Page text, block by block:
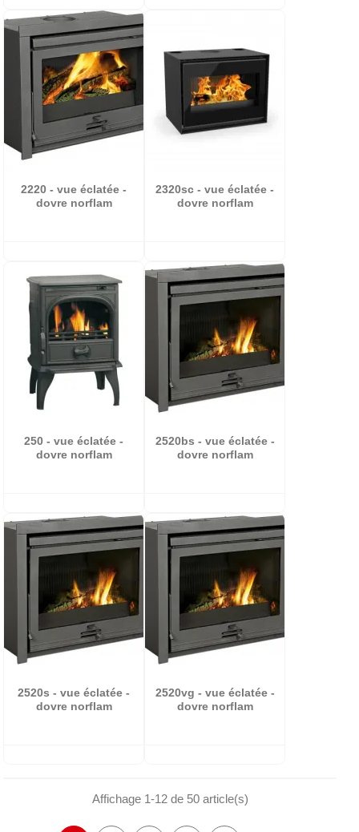
2220 - vue éclatée -
dovre norflam
2320sc - vue éclatée -
dovre norflam
250 - vue éclatée -
dovre norflam
2520bs - vue éclatée -
dovre norflam
2520s - vue éclatée -
dovre norflam
2520vg - vue éclatée -
dovre norflam
Affichage 1-12 de 50 article(s)